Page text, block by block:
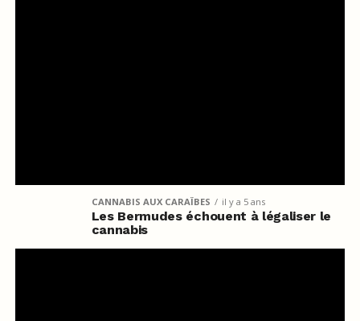
CANNABIS AUX CARAÏBES il y a 5 ans
Les Bermudes échouent à légaliser le
cannabis